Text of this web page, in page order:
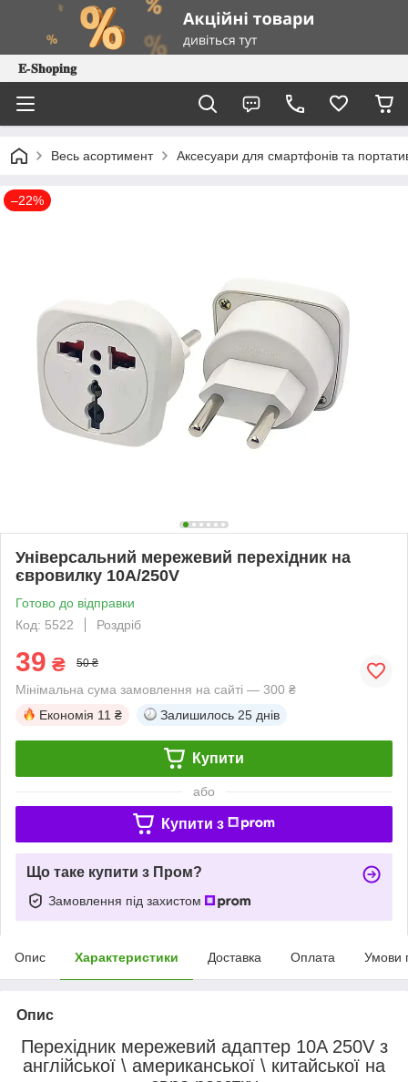
𝐄-𝐒𝐡𝐨𝐩𝐢𝐧𝐠
Весь асортимент Аксесуари для смартфонів та
–22%
Універсальний мережевий перехідник на
євровилку 10A/250V
Готово до відправки
Код: 5522
Роздріб
39 ₴ 50 ₴
Мінімальна сума замовлення на сайті — 300 ₴
Економія 11 ₴ Залишилось 25 днів
Купити
або
Купити з
Що таке купити з Пром?
Замовлення під захистом
Опис Характеристики Доставка Оплата Умови
Опис
Перехідник мережевий адаптер 10A 250V з
англійської \ американської \ китайської на